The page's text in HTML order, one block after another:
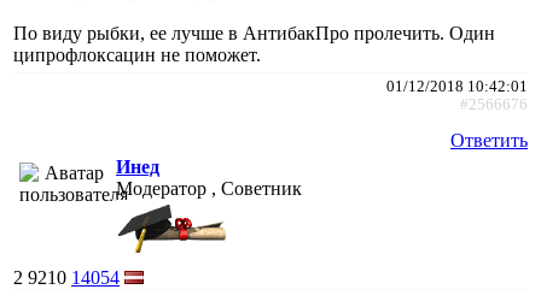
По виду рыбки, ее лучше в АнтибакПро пролечить. Один
ципрофлоксацин не поможет.
01/12/2018 10:42:01
#2566676
Ответить
Инед
Модератор , Советник
2 9210 14054